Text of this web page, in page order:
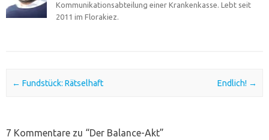
Kommunikationsabteilung einer Krankenkasse. Lebt seit
2011 im Florakiez.
Post navigation
← Fundstück: Rätselhaft Endlich! →
7 Kommentare zu “Der Balance-Akt”